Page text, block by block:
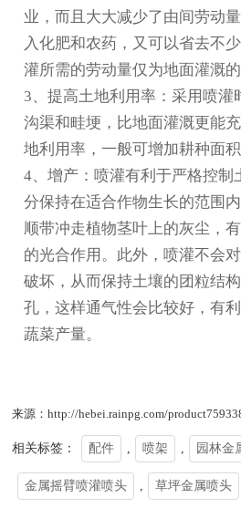
业，而且大大减少了由间劳动
入化肥和农药，又可以省去不
灌所需的劳动量仅为地面灌溉的
3、提高土地利用率：采用喷灌
沟渠和畦埂，比地面灌溉更能
地利用率，一般可增加耕种面积
4、增产：喷灌有利于严格控制
分保持在适合作物生长的范围
顺带冲走植物茎叶上的灰尘，
的光合作用。此外，喷灌不会
破坏，从而保持土壤的团粒结
孔，这样通气性会比较好，有
蔬菜产量。
来源：http://hebei.rainpg.com/
相关标签： 配件 喷架 园林金
金属摇臂喷灌喷头 草坪金属喷头